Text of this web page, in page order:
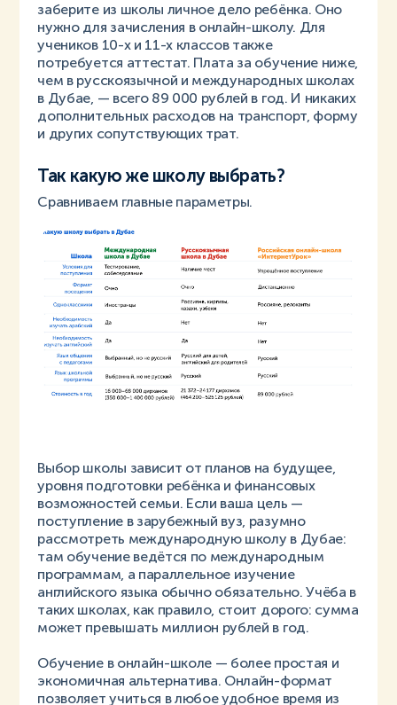
заберите из школы личное дело ребёнка. Оно
нужно для зачисления в онлайн-школу. Для
учеников 10-х и 11-х классов также
потребуется аттестат. Плата за обучение ниже,
чем в русскоязычной и международных школах
в Дубае, — всего 89 000 рублей в год. И никаких
дополнительных расходов на транспорт, форму
и других сопутствующих трат.
Так какую же школу выбрать?
Сравниваем главные параметры.
Выбор школы зависит от планов на будущее,
уровня подготовки ребёнка и финансовых
возможностей семьи. Если ваша цель —
поступление в зарубежный вуз, разумно
рассмотреть международную школу в Дубае:
там обучение ведётся по международным
программам, а параллельное изучение
английского языка обычно обязательно. Учёба в
таких школах, как правило, стоит дорого: сумма
может превышать миллион рублей в год.
Обучение в онлайн-школе — более простая и
экономичная альтернатива. Онлайн-формат
позволяет учиться в любое удобное время из